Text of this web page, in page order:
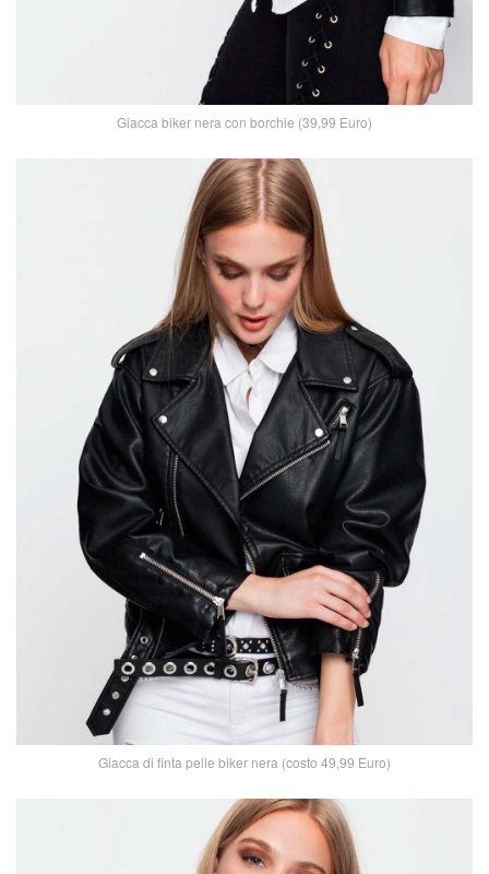
Giacca biker nera con borchie (39,99 Euro)
Giacca di finta pelle biker nera (costo 49,99 Euro)